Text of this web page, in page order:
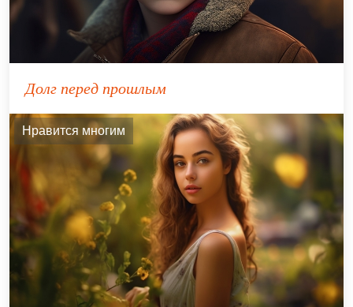
Долг перед прошлым
Нравится многим